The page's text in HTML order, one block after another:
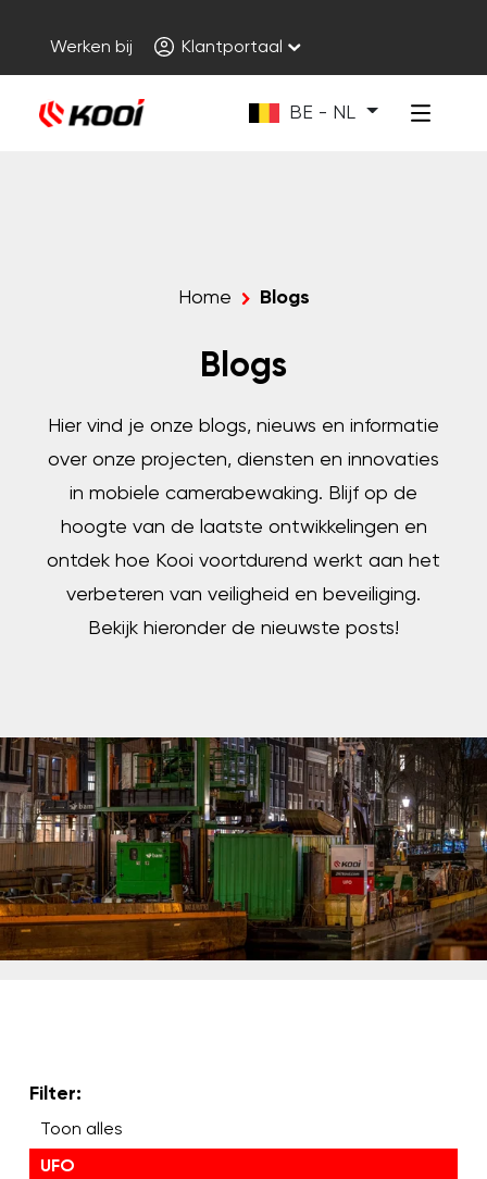
Werken bij Klantportaal
BE - NL
Home Blogs
Blogs
Hier vind je onze blogs, nieuws en informatie
over onze projecten, diensten en innovaties
in mobiele camerabewaking. Blijf op de
hoogte van de laatste ontwikkelingen en
ontdek hoe Kooi voortdurend werkt aan het
verbeteren van veiligheid en beveiliging.
Bekijk hieronder de nieuwste posts!
Filter:
Toon alles
UFO